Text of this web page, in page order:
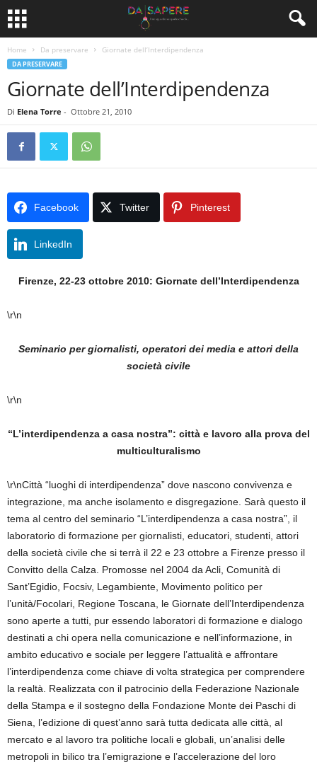
Home Da preservare Giornate dell’Interdipendenza
DA PRESERVARE
Giornate dell’Interdipendenza
Di Elena Torre - Ottobre 21, 2010
Facebook Twitter Pinterest
LinkedIn
Firenze, 22-23 ottobre 2010: Giornate dell’Interdipendenza
\r\n
Seminario per giornalisti, operatori dei media e attori della
società civile
\r\n
“L’interdipendenza a casa nostra”: città e lavoro alla prova del
multiculturalismo
\r\nCittà “luoghi di interdipendenza” dove nascono convivenza e
integrazione, ma anche isolamento e disgregazione. Sarà questo il
tema al centro del seminario “L’interdipendenza a casa nostra”, il
laboratorio di formazione per giornalisti, educatori, studenti, attori
della società civile che si terrà il 22 e 23 ottobre a Firenze presso il
Convitto della Calza. Promosse nel 2004 da Acli, Comunità di
Sant’Egidio, Focsiv, Legambiente, Movimento politico per
l’unità/Focolari, Regione Toscana, le Giornate dell’Interdipendenza
sono aperte a tutti, pur essendo laboratori di formazione e dialogo
destinati a chi opera nella comunicazione e nell’informazione, in
ambito educativo e sociale per leggere l’attualità e affrontare
l’interdipendenza come chiave di volta strategica per comprendere
la realtà. Realizzata con il patrocinio della Federazione Nazionale
della Stampa e il sostegno della Fondazione Monte dei Paschi di
Siena, l’edizione di quest’anno sarà tutta dedicata alle città, al
mercato e al lavoro tra politiche locali e globali, un’analisi delle
metropoli in bilico tra l’emigrazione e l’accelerazione del loro